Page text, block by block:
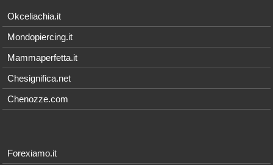
Okceliachia.it
Mondopiercing.it
Mammaperfetta.it
Chesignifica.net
Chenozze.com
Forexiamo.it